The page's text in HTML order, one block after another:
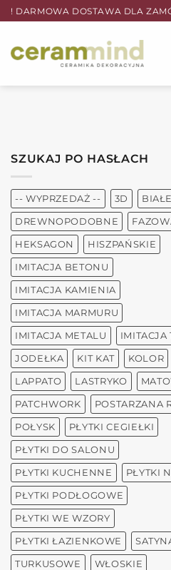
Przewiń
do
zawartości
! DARMOWA DOSTAWA DLA
SZUKAJ PO HASŁACH
-- WYPRZEDAŻ -- 3D
DREWNOPODOBNE
HEKSAGON HISZPAŃSKIE
IMITACJA BETONU
IMITACJA KAMIENIA
IMITACJA MARMURU
IMITACJA METALU IMITACJA
JODEŁKA KIT KAT KOLOR
LAPPATO LASTRYKO
PATCHWORK POSTARZANA
POŁYSK PŁYTKI CEGIEŁKI
PŁYTKI DO SALONU
PŁYTKI KUCHENNE PŁYTKI
PŁYTKI PODŁOGOWE
PŁYTKI WE WZORY
PŁYTKI ŁAZIENKOWE
TURKUSOWE WŁOSKIE